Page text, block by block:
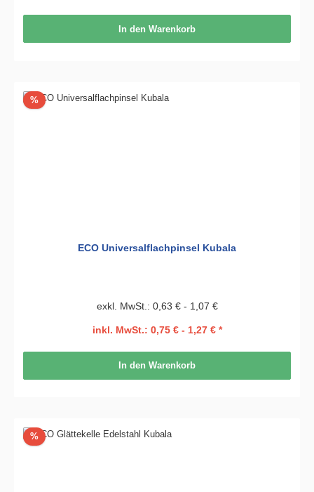
In den Warenkorb
%Rabatt
ECO Universalflachpinsel Kubala
exkl. MwSt.: 0,63 € - 1,07 €
inkl. MwSt.: 0,75 € - 1,27 € *
In den Warenkorb
%Rabatt